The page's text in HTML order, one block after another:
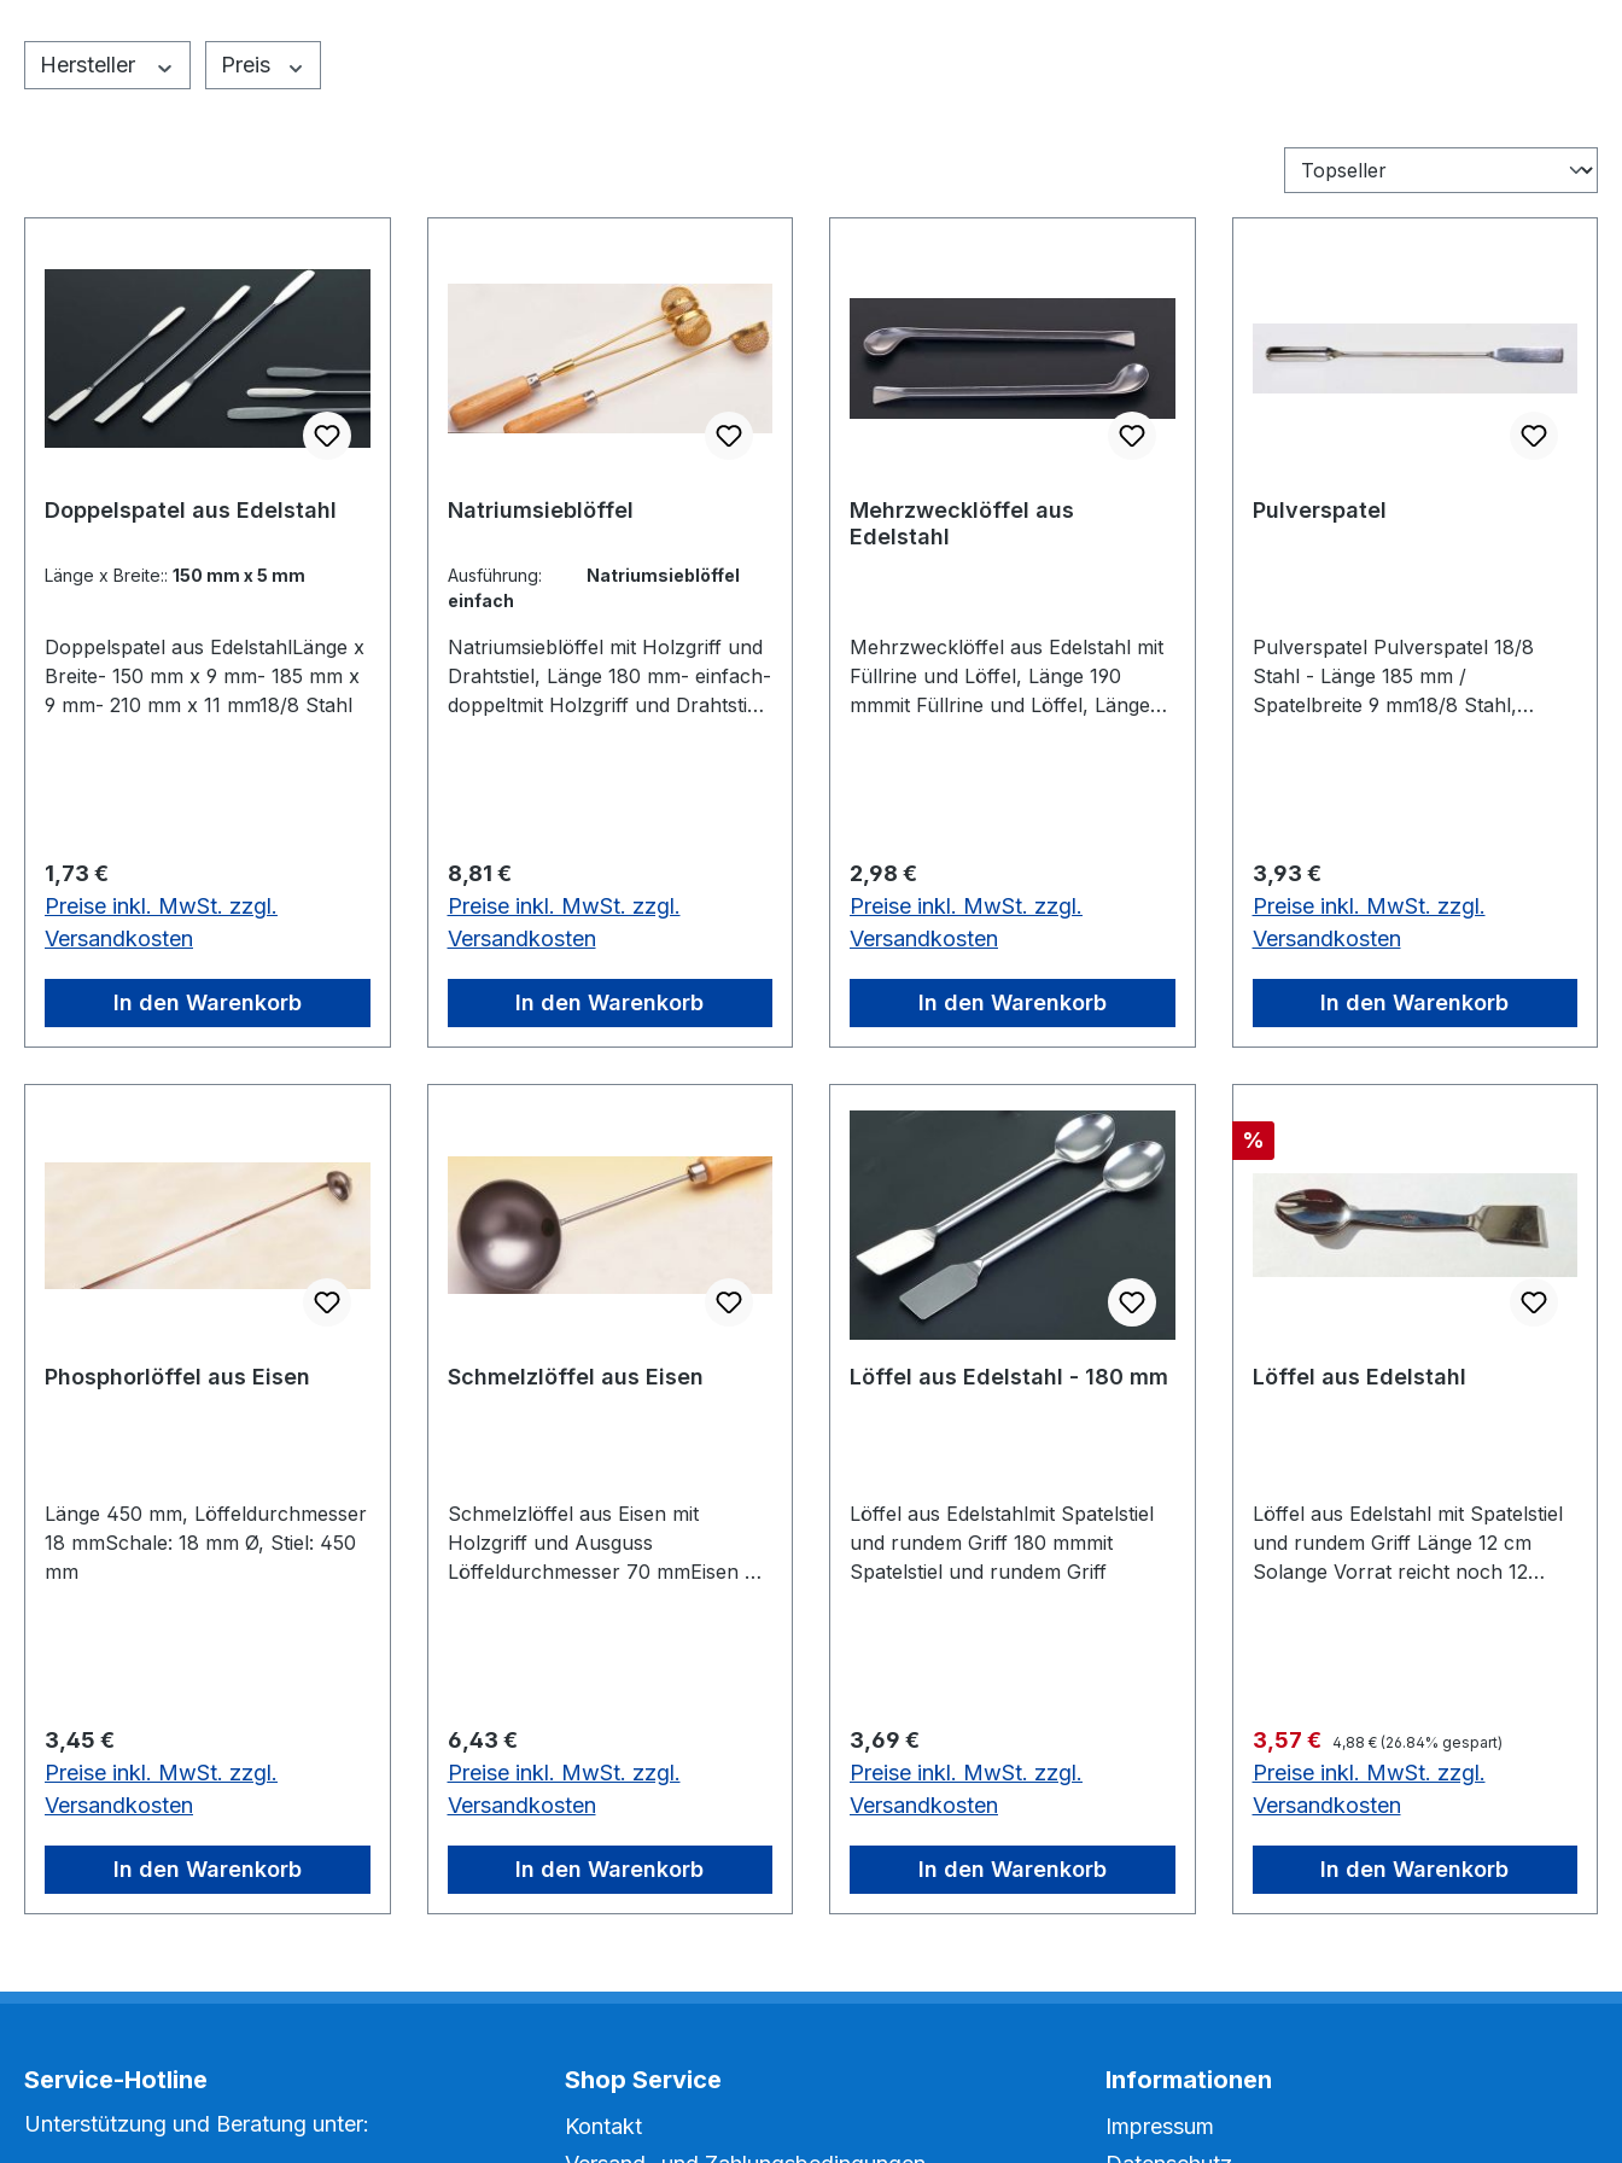
Hersteller Preis
Doppelspatel aus Edelstahl
Länge x Breite:: 150 mm x 5 mm
Doppelspatel aus EdelstahlLänge x
Breite- 150 mm x 9 mm- 185 mm x
9 mm- 210 mm x 11 mm18/8 Stahl
Regulärer Preis:
1,73 €
Preise inkl. MwSt. zzgl.
Versandkosten
In den Warenkorb
Natriumsieblöffel
Ausführung: Natriumsieblöffel
einfach
Natriumsieblöffel mit Holzgriff und
Drahtstiel, Länge 180 mm- einfach-
doppeltmit Holzgriff und Drahtstiel,
Regulärer Preis:
8,81 €
Preise inkl. MwSt. zzgl.
Versandkosten
In den Warenkorb
Mehrzwecklöffel aus
Edelstahl
Mehrzwecklöffel aus Edelstahl mit
Füllrine und Löffel, Länge 190
mmmit Füllrine und Löffel, Länge
Regulärer Preis:
2,98 €
Preise inkl. MwSt. zzgl.
Versandkosten
In den Warenkorb
Pulverspatel
Pulverspatel Pulverspatel 18/8
Stahl - Länge 185 mm /
Spatelbreite 9 mm18/8 Stahl,
Regulärer Preis:
3,93 €
Preise inkl. MwSt. zzgl.
Versandkosten
In den Warenkorb
Phosphorlöffel aus Eisen
Länge 450 mm, Löffeldurchmesser
18 mmSchale: 18 mm Ø, Stiel: 450
mm
Regulärer Preis:
3,45 €
Preise inkl. MwSt. zzgl.
Versandkosten
In den Warenkorb
Schmelzlöffel aus Eisen
Schmelzlöffel aus Eisen mit
Holzgriff und Ausguss
Löffeldurchmesser 70 mmEisen mit
Regulärer Preis:
6,43 €
Preise inkl. MwSt. zzgl.
Versandkosten
In den Warenkorb
Löffel aus Edelstahl - 180 mm
Löffel aus Edelstahlmit Spatelstiel
und rundem Griff 180 mmmit
Spatelstiel und rundem Griff
Regulärer Preis:
3,69 €
Preise inkl. MwSt. zzgl.
Versandkosten
In den Warenkorb
Rabatt
%
Löffel aus Edelstahl
Löffel aus Edelstahl mit Spatelstiel
und rundem Griff Länge 12 cm
Solange Vorrat reicht noch 12
Verkaufspreis:
3,57 € Regulärer Preis:
4,88 € (26.84% gespart)
Preise inkl. MwSt. zzgl.
Versandkosten
In den Warenkorb
Service-Hotline
Unterstützung und Beratung unter:
Shop Service
Kontakt
Informationen
Impressum